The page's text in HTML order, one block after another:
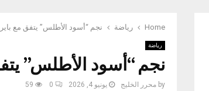
Home رياضة نجم “أسود الأطلس” يتفق مع
رياضة
نجم “أسود الأطلس”
by محرر الخليج يونيو 4, 2026 0
59